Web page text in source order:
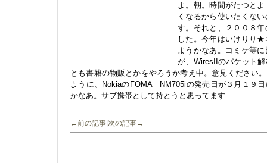
よ。朝。時間がたつと
くなるから使いたくな
す。それと、２００８
した。今年はいけりり★
ようかなあ。コミケ等
が、WiresIIのパケット
とも書籍の物販とかをやろうか考え中。意見ください
ように、NokiaのFOMA NM705iの発売日が３月１９
かなあ。サブ携帯として持とうと思ってます
←前の記事 次の記事→